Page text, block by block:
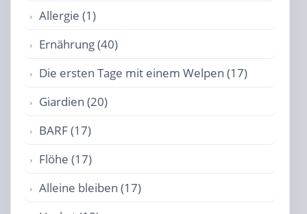
Allergie (1)
Ernährung (40)
Die ersten Tage mit einem Welpen (17)
Giardien (20)
BARF (17)
Flöhe (17)
Alleine bleiben (17)